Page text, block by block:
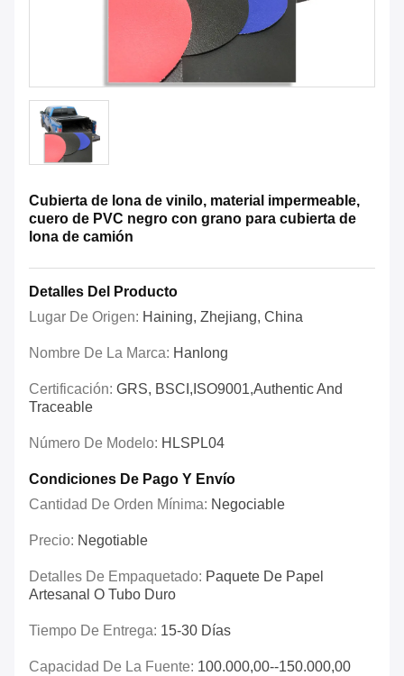
Cubierta de lona de vinilo, material impermeable,
cuero de PVC negro con grano para cubierta de
lona de camión
Detalles Del Producto
Lugar De Origen: Haining, Zhejiang, China
Nombre De La Marca: Hanlong
Certificación: GRS, BSCI,ISO9001,Authentic And
Traceable
Número De Modelo: HLSPL04
Condiciones De Pago Y Envío
Cantidad De Orden Mínima: Negociable
Precio: Negotiable
Detalles De Empaquetado: Paquete De Papel
Artesanal O Tubo Duro
Tiempo De Entrega: 15-30 Días
Capacidad De La Fuente: 100.000,00--150.000,00